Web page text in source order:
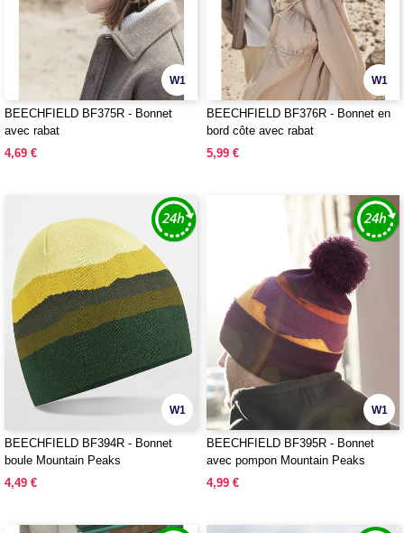
W1
BEECHFIELD BF375R - Bonnet
avec rabat
4,69 €
W1
BEECHFIELD BF376R - Bonnet en
bord côte avec rabat
5,99 €
W1
BEECHFIELD BF394R - Bonnet
boule Mountain Peaks
4,49 €
W1
BEECHFIELD BF395R - Bonnet
avec pompon Mountain Peaks
4,99 €